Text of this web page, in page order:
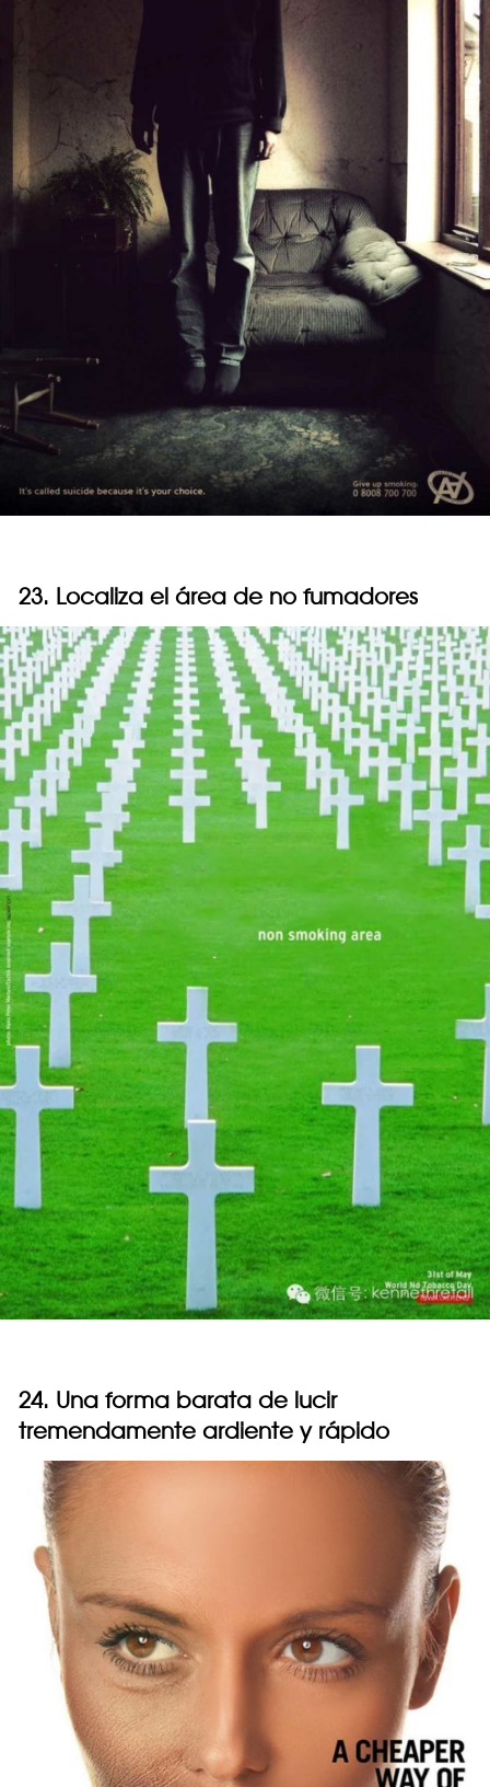
23. Localiza el área de no fumadores
24. Una forma barata de lucir
tremendamente ardiente y rápido